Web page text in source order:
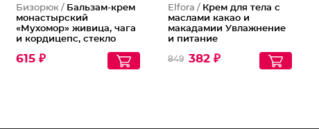
Бизорюк / Бальзам-крем
монастырский
«Мухомор» живица, чага
и кордицепс, стекло
615 ₽
Elfora / Крем для тела с
маслами какао и
макадамии Увлажнение
и питание
849 382 ₽